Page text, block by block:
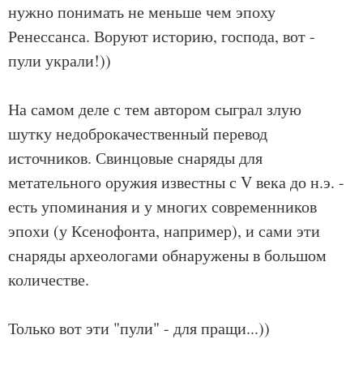
нужно понимать не меньше чем эпоху
Ренессанса. Воруют историю, господа, вот -
пули украли!))
На самом деле с тем автором сыграл злую
шутку недоброкачественный перевод
источников. Свинцовые снаряды для
метательного оружия известны с V века до н.э. -
есть упоминания и у многих современников
эпохи (у Ксенофонта, например), и сами эти
снаряды археологами обнаружены в большом
количестве.
Только вот эти "пули" - для пращи...))